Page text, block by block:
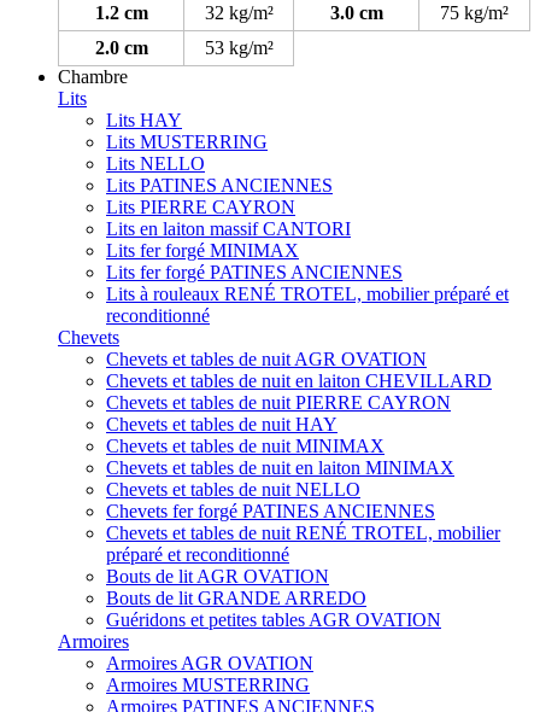
1.2 cm
32 kg/m² 3.0 cm
75 kg/m²
2.0 cm
53 kg/m²
Chambre
Lits
Lits HAY
Lits MUSTERRING
Lits NELLO
Lits PATINES ANCIENNES
Lits PIERRE CAYRON
Lits en laiton massif CANTORI
Lits fer forgé MINIMAX
Lits fer forgé PATINES ANCIENNES
Lits à rouleaux RENÉ TROTEL, mobilier préparé et
reconditionné
Chevets
Chevets et tables de nuit AGR OVATION
Chevets et tables de nuit en laiton CHEVILLARD
Chevets et tables de nuit PIERRE CAYRON
Chevets et tables de nuit HAY
Chevets et tables de nuit MINIMAX
Chevets et tables de nuit en laiton MINIMAX
Chevets et tables de nuit NELLO
Chevets fer forgé PATINES ANCIENNES
Chevets et tables de nuit RENÉ TROTEL, mobilier
préparé et reconditionné
Bouts de lit AGR OVATION
Bouts de lit GRANDE ARREDO
Guéridons et petites tables AGR OVATION
Armoires
Armoires AGR OVATION
Armoires MUSTERRING
Armoires PATINES ANCIENNES